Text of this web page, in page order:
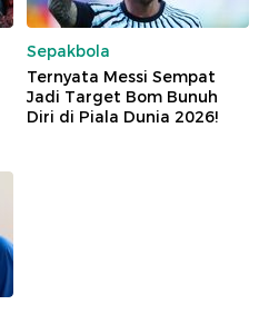
Sepakbola
Ternyata Messi Sempat
Jadi Target Bom Bunuh
Diri di Piala Dunia 2026!